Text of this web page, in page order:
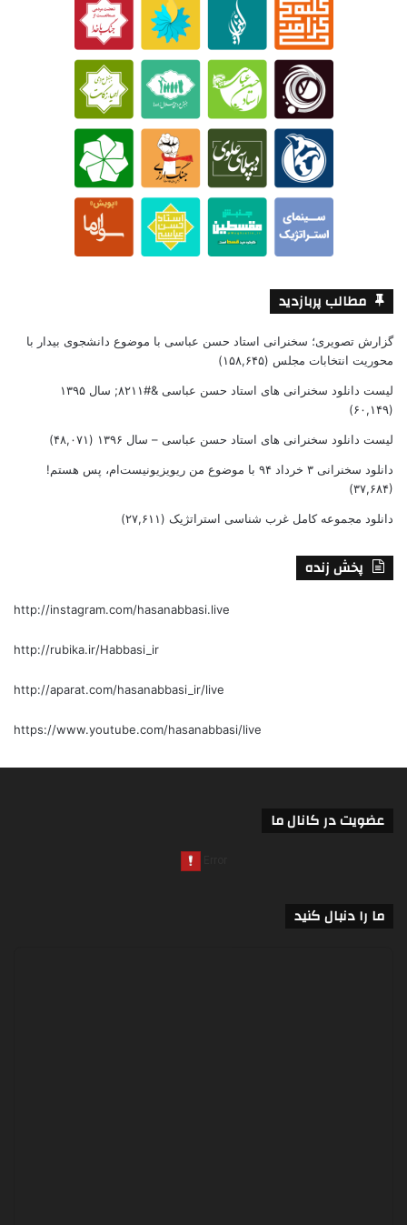
مطالب پربازدید
گزارش تصویری؛ سخنرانی استاد حسن عباسی با موضوع دانشجوی بیدار با
محوریت انتخابات مجلس (۱۵۸,۶۴۵)
لیست دانلود سخنرانی های استاد حسن عباسی &#۸۲۱۱; سال ۱۳۹۵
(۶۰,۱۴۹)
لیست دانلود سخنرانی های استاد حسن عباسی – سال ۱۳۹۶ (۴۸,۰۷۱)
دانلود سخنرانی ۳ خرداد ۹۴ با موضوع من ریویزیونیست‌ام، پس هستم!
(۳۷,۶۸۴)
دانلود مجموعه کامل غرب شناسی استراتژیک (۲۷,۶۱۱)
پخش زنده
http://instagram.com/hasanabbasi.live
http://rubika.ir/Habbasi_ir
http://aparat.com/hasanabbasi_ir/live
https://www.youtube.com/hasanabbasi/live
عضویت در کانال ما
ما را دنبال کنید